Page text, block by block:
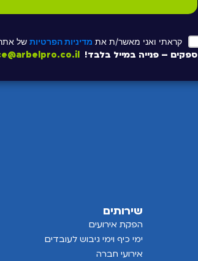
קראתי ואני מאשר/ת את מדיניות הפרטיות של
ספקים – פנייה במייל בלבד!
שירותים
הפקת אירועים
ימי כיף וימי גיבוש לעובדים
אירועי חברה